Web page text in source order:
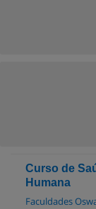
Curso de
Humana
Faculdades